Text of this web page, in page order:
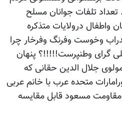
تعداد تلفات جوانان مسلح
واطفال درولایات متذکره
وخوست وفرنگ وفرخار چرا
گرای وطنپرست!!!!!؟ پنهان
جلال الدین حقانی که
متحده عرب با خانم عربی
مسعود قابل مقایسه